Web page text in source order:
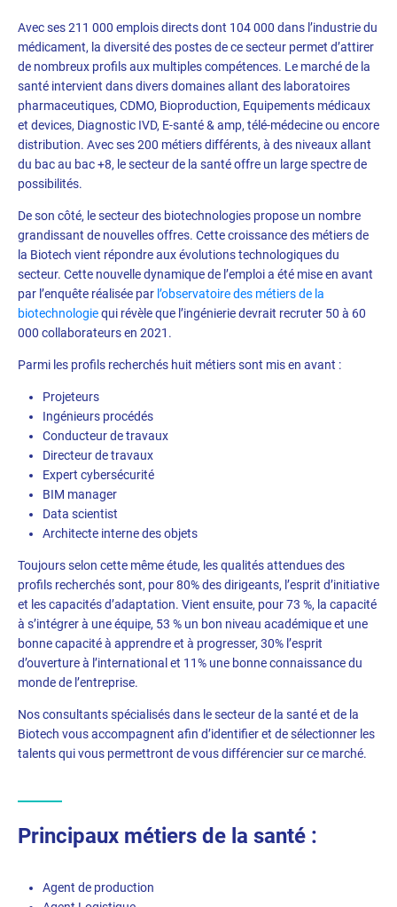
Avec ses 211 000 emplois directs dont 104 000 dans l’industrie du
médicament, la diversité des postes de ce secteur permet d’attirer
de nombreux profils aux multiples compétences. Le marché de la
santé intervient dans divers domaines allant des laboratoires
pharmaceutiques, CDMO, Bioproduction, Equipements médicaux
et devices, Diagnostic IVD, E-santé & amp, télé-médecine ou encore
distribution. Avec ses 200 métiers différents, à des niveaux allant
du bac au bac +8, le secteur de la santé offre un large spectre de
possibilités.
De son côté, le secteur des biotechnologies propose un nombre
grandissant de nouvelles offres. Cette croissance des métiers de
la Biotech vient répondre aux évolutions technologiques du
secteur. Cette nouvelle dynamique de l’emploi a été mise en avant
par l’enquête réalisée par l’observatoire des métiers de la
biotechnologiequi révèle que l’ingénierie devrait recruter 50 à 60
000 collaborateurs en 2021.
Parmi les profils recherchés huit métiers sont mis en avant :
Projeteurs
Ingénieurs procédés
Conducteur de travaux
Directeur de travaux
Expert cybersécurité
BIM manager
Data scientist
Architecte interne des objets
Toujours selon cette même étude, les qualités attendues des
profils recherchés sont, pour 80% des dirigeants, l’esprit d’initiative
et les capacités d’adaptation. Vient ensuite, pour 73 %, la capacité
à s’intégrer à une équipe, 53 % un bon niveau académique et une
bonne capacité à apprendre et à progresser, 30% l’esprit
d’ouverture à l’international et 11% une bonne connaissance du
monde de l’entreprise.
Nos consultants spécialisés dans le secteur de la santé et de la
Biotech vous accompagnent afin d’identifier et de sélectionner les
talents qui vous permettront de vous différencier sur ce marché.
Principaux métiers de la santé :
Agent de production